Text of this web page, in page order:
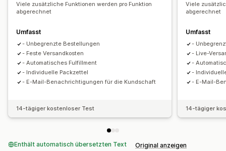
Viele zusätzliche Funktionen werden pro Funktion
abgerechnet
Umfasst
- Unbegrenzte Bestellungen
- Feste Versandkosten
- Automatisches Fulfillment
- Individuelle Packzettel
- E-Mail-Benachrichtigungen für die Kundschaft
14-tägiger kostenloser Test
Viele
abgerechnet
Umfasst
-
- Live-
-
-
- E-Mail-
14-tägiger
Enthält automatisch übersetzten Text Original anzeigen